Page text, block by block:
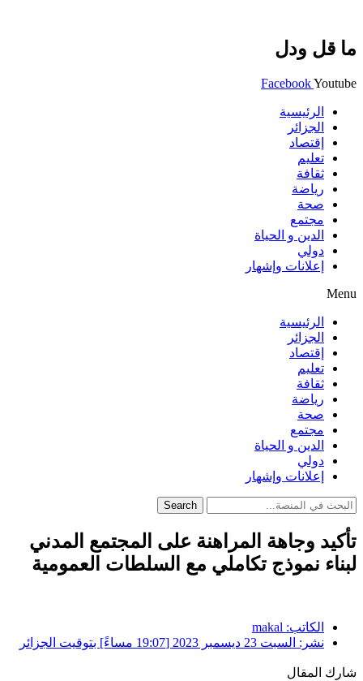
ما قل ودل
FacebookYoutube
الرئيسية
الجزائر
إقتصاد
تعليم
ثقافة
رياضة
صحة
مجتمع
الدين و الحياة
دولي
إعلانات وإشهار
Menu
الرئيسية
الجزائر
إقتصاد
تعليم
ثقافة
رياضة
صحة
مجتمع
الدين و الحياة
دولي
إعلانات وإشهار
Search
تأكيد وجاهة المراهنة على المجتمع المدني
لبناء نموذج تكاملي مع السلطات العمومية
الكاتب: makal
نشر: السبت 23 ديسمبر 2023 [19:07 مساءً] بتوقيت الجزائر
شارك المقال